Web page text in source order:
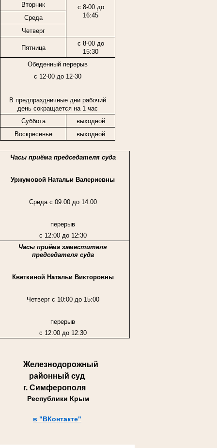
с 8-00 до
16:45
Вторник
Среда
Четверг
Пятница
с 8-00 до
15:30
Обеденный перерыв
с 12-00 до 12-30
В предпраздничные дни рабочий
день сокращается на 1 час
Суббота
выходной
Воскресенье
выходной
Часы приёма председателя суда
Уржумовой Натальи Валериевны
Среда с 09:00 до 14:00
перерыв
с 12:00 до 12:30
Часы приёма заместителя
председателя суда
Кветкиной Натальи Викторовны
Четверг с 10:00 до 15:00
перерыв
с 12:00 до 12:30
Железнодорожный
районный суд
г. Симферополя
Республики Крым
в "ВКонтакте"